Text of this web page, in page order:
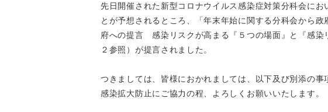
先日開催された新型コロナウイルス感染症対策分科会に
とが予想されるところ、「年末年始に関する分科会から
府への提言 感染リスクが高まる『５つの場面』と『感染
２参照）が提言されました。
つきましては、皆様におかれましては、以下及び別添の
感染拡大防止にご協力の程、よろしくお願いいたします。